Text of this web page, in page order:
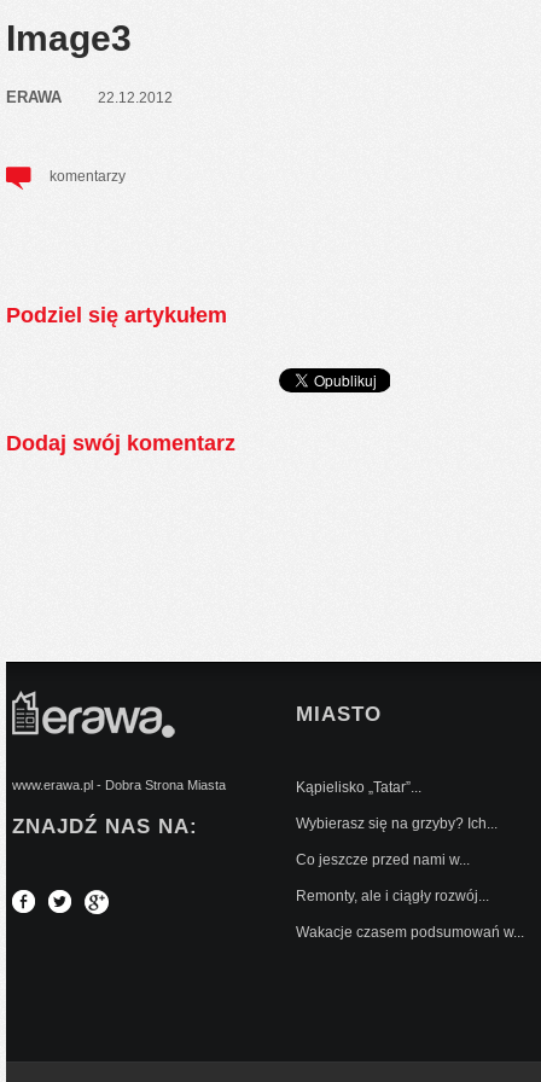
Image3
ERAWA 22.12.2012
komentarzy
Podziel się artykułem
Dodaj swój komentarz
www.erawa.pl - Dobra Strona Miasta
ZNAJDŹ NAS NA:
MIASTO
Kąpielisko „Tatar”...
Wybierasz się na grzyby? Ich...
Co jeszcze przed nami w...
Remonty, ale i ciągły rozwój...
Wakacje czasem podsumowań w...